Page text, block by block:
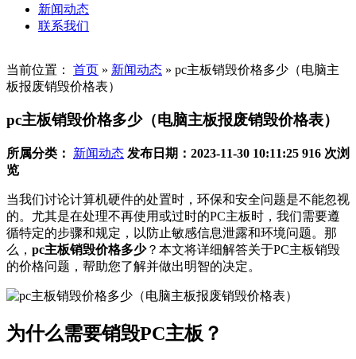
新闻动态
联系我们
当前位置： 首页 » 新闻动态 » pc主板销毁价格多少（电脑主
板报废销毁价格表）
pc主板销毁价格多少（电脑主板报废销毁价格表）
所属分类： 新闻动态 发布日期：2023-11-30 10:11:25 916 次浏
览
当我们讨论计算机硬件的处置时，环保和安全问题是不能忽视
的。尤其是在处理不再使用或过时的PC主板时，我们需要遵
循特定的步骤和规定，以防止敏感信息泄露和环境问题。那
么， pc主板销毁价格多少？本文将详细解答关于PC主板销毁
的价格问题，帮助您了解并做出明智的决定。
为什么需要销毁PC主板？